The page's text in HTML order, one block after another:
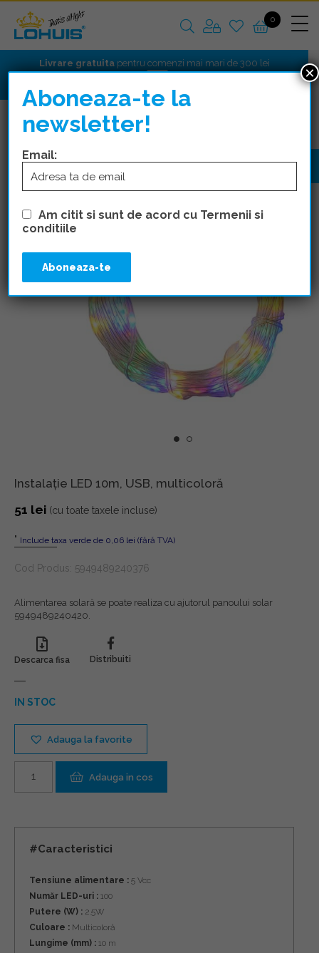
0
Livrare gratuitapentru comenzi mai mari de 300 lei
CORPURI DE ILUMINAT
SOLARE
Instalație LED 10m, USB, multicoloră
51 lei (cu toate taxele incluse)
" Include taxa verde de 0,06 lei (fără TVA)
Cod Produs: 5949489240376
Alimentarea solară se poate realiza cu ajutorul panoului solar
5949489240420
Descarca fisa Distribuiti
IN STOC
Adauga la favorite
Adauga in cos
#Caracteristici
Tensiune alimentare : 5 Vcc
Număr LED-uri : 100
Putere (W) : 2.5W
Culoare : Multicoloră
Lungime (mm) : 10 m
Aboneaza-te la
newsletter!
Email:
Am citit si sunt de acord cu Termenii si
conditiile
×